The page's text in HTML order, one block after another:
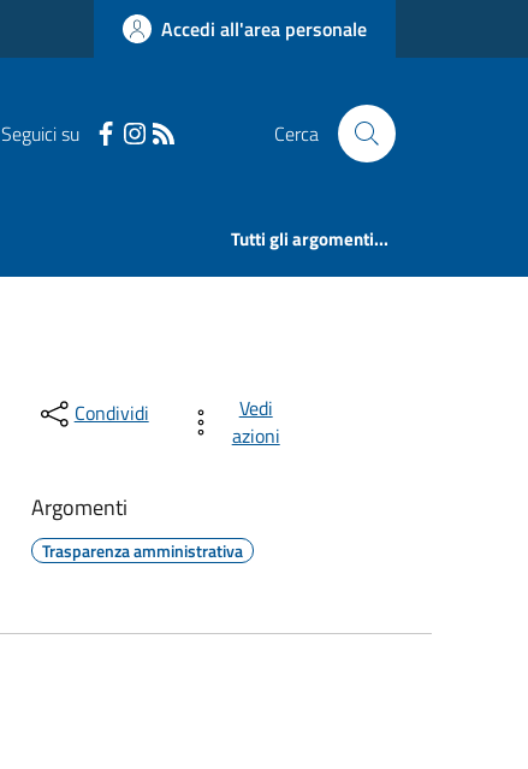
Accedi all'area personale
Seguici su Cerca
Tutti gli argomenti...
Condividi
Vedi
azioni
Argomenti
Trasparenza amministrativa